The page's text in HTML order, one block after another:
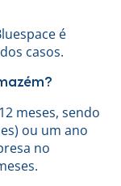
é
casos.
meses, sendo
ou um ano
no